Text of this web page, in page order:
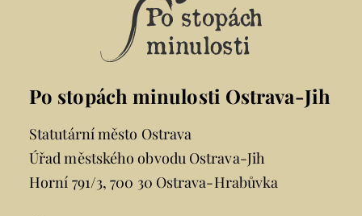
Po stopách minulosti Ostrava-Jih
Statutární město Ostrava
Úřad městského obvodu Ostrava-Jih
Horní 791/3, 700 30 Ostrava-Hrabůvka